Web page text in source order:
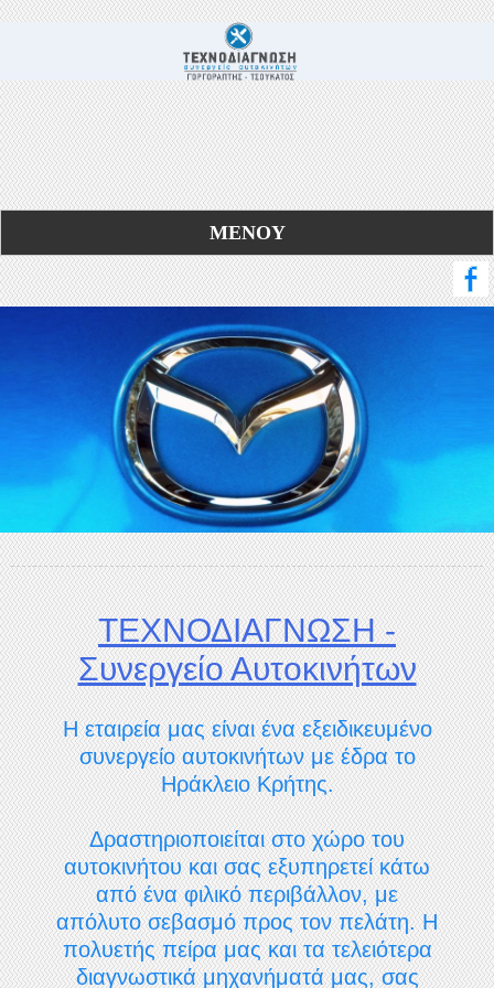
ΜΕΝΟΥ
ΤΕΧΝΟΔΙΑΓΝΩΣΗ -
Συνεργείο Αυτοκινήτων
Η εταιρεία μας είναι ένα εξειδικευμένο
συνεργείο αυτοκινήτων με έδρα το
Ηράκλειο Κρήτης.
Δραστηριοποιείται στο χώρο του
αυτοκινήτου και σας εξυπηρετεί κάτω
από ένα φιλικό περιβάλλον, με
απόλυτο σεβασμό προς τον πελάτη. Η
πολυετής πείρα μας και τα τελειότερα
διαγνωστικά μηχανήματά μας, σας